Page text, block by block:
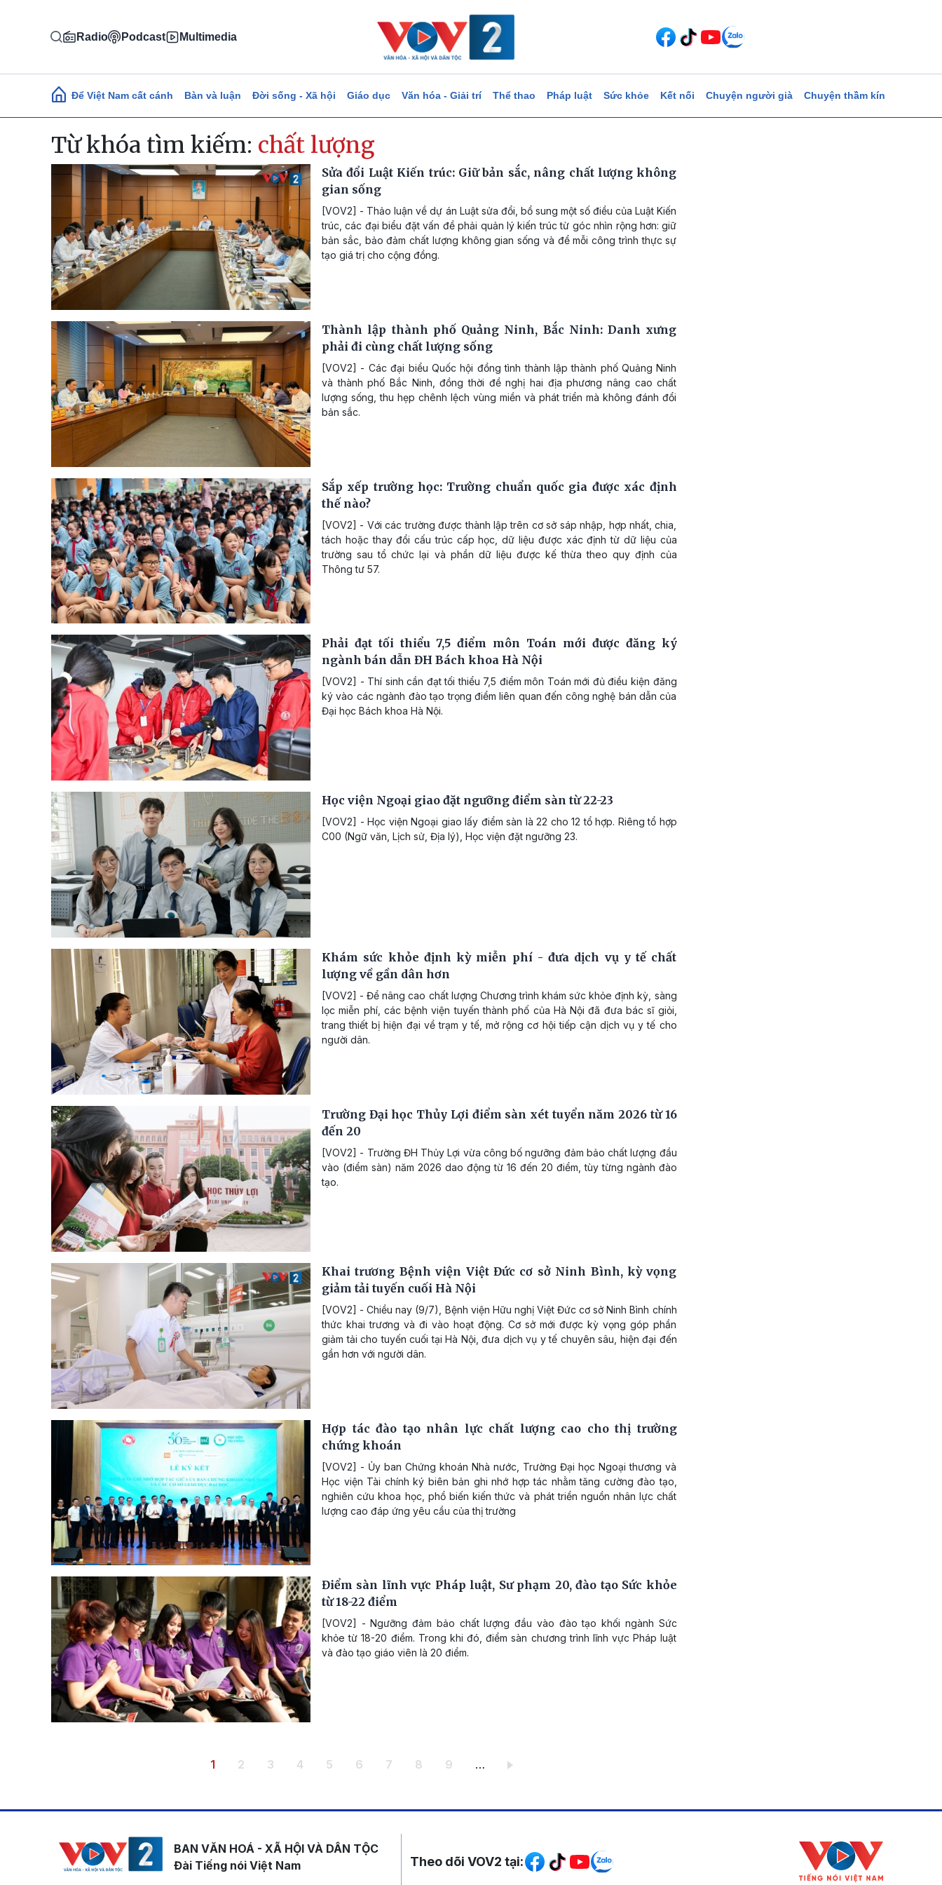
Radio Podcast Multimedia
Main navigation
Để Việt Nam cất cánh Bàn và luận Đời sống - Xã hội Giáo dục Văn hóa - Giải trí Thể thao Pháp luật Sức khỏe Kết nối Chuyện người già Chuyện thầm kín
Từ khóa tìm kiếm: chất lượng
Sửa đổi Luật Kiến trúc: Giữ bản sắc, nâng chất lượng không
gian sống
[VOV2] - Thảo luận về dự án Luật sửa đổi, bổ sung một số điều của Luật Kiến
trúc, các đại biểu đặt vấn đề phải quản lý kiến trúc từ góc nhìn rộng hơn: giữ
bản sắc, bảo đảm chất lượng không gian sống và để mỗi công trình thực sự
tạo giá trị cho cộng đồng.
Thành lập thành phố Quảng Ninh, Bắc Ninh: Danh xưng
phải đi cùng chất lượng sống
[VOV2] - Các đại biểu Quốc hội đồng tình thành lập thành phố Quảng Ninh
và thành phố Bắc Ninh, đồng thời đề nghị hai địa phương nâng cao chất
lượng sống, thu hẹp chênh lệch vùng miền và phát triển mà không đánh đổi
bản sắc.
Sắp xếp trường học: Trường chuẩn quốc gia được xác định
thế nào?
[VOV2] - Với các trường được thành lập trên cơ sở sáp nhập, hợp nhất, chia,
tách hoặc thay đổi cấu trúc cấp học, dữ liệu được xác định từ dữ liệu của
trường sau tổ chức lại và phần dữ liệu được kế thừa theo quy định của
Thông tư 57.
Phải đạt tối thiểu 7,5 điểm môn Toán mới được đăng ký
ngành bán dẫn ĐH Bách khoa Hà Nội
[VOV2] - Thí sinh cần đạt tối thiểu 7,5 điểm môn Toán mới đủ điều kiện đăng
ký vào các ngành đào tạo trọng điểm liên quan đến công nghệ bán dẫn của
Đại học Bách khoa Hà Nội.
Học viện Ngoại giao đặt ngưỡng điểm sàn từ 22-23
[VOV2] - Học viện Ngoại giao lấy điểm sàn là 22 cho 12 tổ hợp. Riêng tổ hợp
C00 (Ngữ văn, Lịch sử, Địa lý), Học viện đặt ngưỡng 23.
Khám sức khỏe định kỳ miễn phí - đưa dịch vụ y tế chất
lượng về gần dân hơn
[VOV2] - Để nâng cao chất lượng Chương trình khám sức khỏe định kỳ, sàng
lọc miễn phí, các bệnh viện tuyến thành phố của Hà Nội đã đưa bác sĩ giỏi,
trang thiết bị hiện đại về trạm y tế, mở rộng cơ hội tiếp cận dịch vụ y tế cho
người dân.
Trường Đại học Thủy Lợi điểm sàn xét tuyển năm 2026 từ 16
đến 20
[VOV2] - Trường ĐH Thủy Lợi vừa công bố ngưỡng đảm bảo chất lượng đầu
vào (điểm sàn) năm 2026 dao động từ 16 đến 20 điểm, tùy từng ngành đào
tạo.
Khai trương Bệnh viện Việt Đức cơ sở Ninh Bình, kỳ vọng
giảm tải tuyến cuối Hà Nội
[VOV2] - Chiều nay (9/7), Bệnh viện Hữu nghị Việt Đức cơ sở Ninh Bình chính
thức khai trương và đi vào hoạt động. Cơ sở mới được kỳ vọng góp phần
giảm tải cho tuyến cuối tại Hà Nội, đưa dịch vụ y tế chuyên sâu, hiện đại đến
gần hơn với người dân.
Hợp tác đào tạo nhân lực chất lượng cao cho thị trường
chứng khoán
[VOV2] - Ủy ban Chứng khoán Nhà nước, Trường Đại học Ngoại thương và
Học viện Tài chính ký biên bản ghi nhớ hợp tác nhằm tăng cường đào tạo,
nghiên cứu khoa học, phổ biến kiến thức và phát triển nguồn nhân lực chất
lượng cao đáp ứng yêu cầu của thị trường
Điểm sàn lĩnh vực Pháp luật, Sư phạm 20, đào tạo Sức khỏe
từ 18-22 điểm
[VOV2] - Ngưỡng đảm bảo chất lượng đầu vào đào tạo khối ngành Sức
khỏe từ 18-20 điểm. Trong khi đó, điểm sàn chương trình lĩnh vực Pháp luật
và đào tạo giáo viên là 20 điểm.
Trang hiện thời
1 Trang
2 Trang
3 Trang
4 Trang
5 Trang
6 Trang
7 Trang
8 Trang
9 …
BAN VĂN HOÁ - XÃ HỘI VÀ DÂN TỘC
Đài Tiếng nói Việt Nam
Mạng xã hội
Theo dõi VOV2 tại: